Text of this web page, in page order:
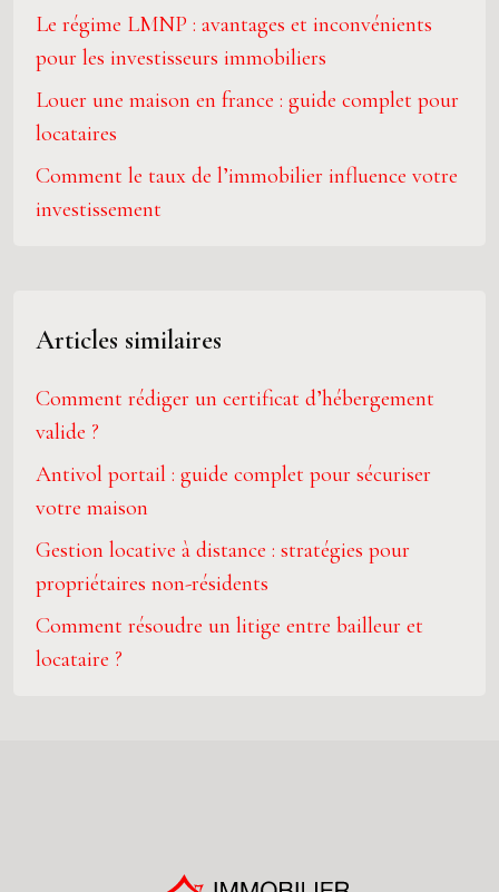
Le régime LMNP : avantages et inconvénients
pour les investisseurs immobiliers
Louer une maison en france : guide complet pour
locataires
Comment le taux de l’immobilier influence votre
investissement
Articles similaires
Comment rédiger un certificat d’hébergement
valide ?
Antivol portail : guide complet pour sécuriser
votre maison
Gestion locative à distance : stratégies pour
propriétaires non-résidents
Comment résoudre un litige entre bailleur et
locataire ?